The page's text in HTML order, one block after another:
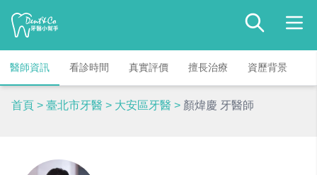
醫師資訊 看診時間 真實評價 擅長治療 資歷背景
首頁 > 臺北市牙醫 > 大安區牙醫 > 顏煒慶 牙醫師